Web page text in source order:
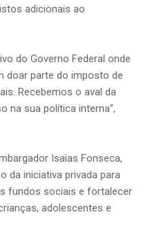
adicionais ao
do Governo Federal onde
doar parte do imposto de
Recebemos o aval da
na sua política interna”,
Isaias Fonseca,
da iniciativa privada para
fundos sociais e fortalecer
adolescentes e